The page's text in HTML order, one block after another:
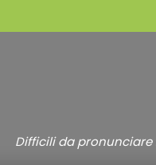
Difficili da pronunciare